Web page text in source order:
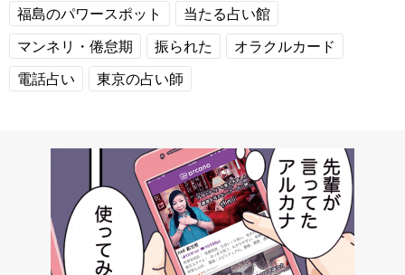
福島のパワースポット
当たる占い館
マンネリ・倦怠期
振られた
オラクルカード
電話占い
東京の占い師